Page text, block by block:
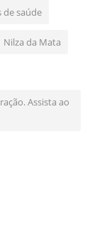
de saúde
Nilza da Mata
Assista ao